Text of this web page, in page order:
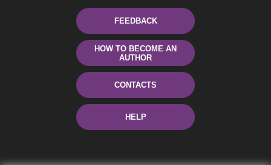
FEEDBACK
HOW TO BECOME AN
AUTHOR
CONTACTS
HELP